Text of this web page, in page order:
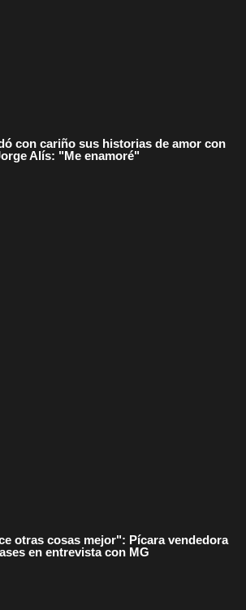
con cariño sus historias de amor con
Alís: "Me enamoré"
otras cosas mejor": Pícara vendedora
en entrevista con MG